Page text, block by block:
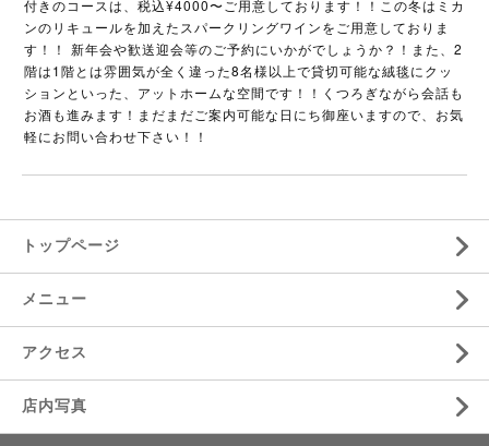
付きのコースは、税込¥4000〜ご用意しております！！この冬はミカ
ンのリキュールを加えたスパークリングワインをご用意しておりま
す！！ 新年会や歓送迎会等のご予約にいかがでしょうか？！また、2
階は1階とは雰囲気が全く違った8名様以上で貸切可能な絨毯にクッ
ションといった、アットホームな空間です！！くつろぎながら会話も
お酒も進みます！まだまだご案内可能な日にち御座いますので、お気
軽にお問い合わせ下さい！！
トップページ
メニュー
アクセス
店内写真